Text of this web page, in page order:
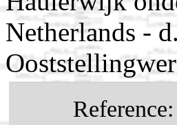
Netherlands -